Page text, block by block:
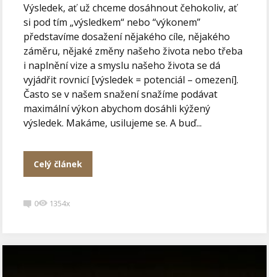
Výsledek, ať už chceme dosáhnout čehokoliv, ať
si pod tím „výsledkem“ nebo “výkonem”
představíme dosažení nějakého cíle, nějakého
záměru, nějaké změny našeho života nebo třeba
i naplnění vize a smyslu našeho života se dá
vyjádřit rovnicí [výsledek = potenciál – omezení].
Často se v našem snažení snažíme podávat
maximální výkon abychom dosáhli kýžený
výsledek. Makáme, usilujeme se. A buď...
Celý článek
0 1354x